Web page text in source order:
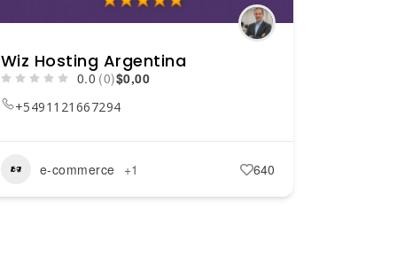
Wiz Hosting Argentina
0.0 (0)$0,00
+5491121667294
e-commerce +1 640